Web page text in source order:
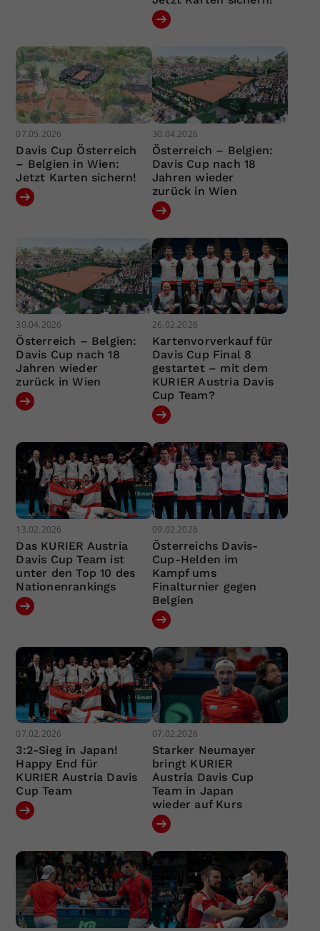
07.05.2026
Davis Cup Österreich
– Belgien in Wien:
Jetzt Karten sichern!
30.04.2026
Österreich – Belgien:
Davis Cup nach 18
Jahren wieder
zurück in Wien
30.04.2026
Österreich – Belgien:
Davis Cup nach 18
Jahren wieder
zurück in Wien
26.02.2026
Kartenvorverkauf für
Davis Cup Final 8
gestartet – mit dem
KURIER Austria Davis
Cup Team?
13.02.2026
Das KURIER Austria
Davis Cup Team ist
unter den Top 10 des
Nationenrankings
09.02.2026
Österreichs Davis-
Cup-Helden im
Kampf ums
Finalturnier gegen
Belgien
07.02.2026
3:2-Sieg in Japan!
Happy End für
KURIER Austria Davis
Cup Team
07.02.2026
Starker Neumayer
bringt KURIER
Austria Davis Cup
Team in Japan
wieder auf Kurs